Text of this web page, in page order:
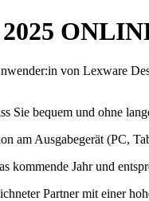
von Lexware
Sie bequem und ohne
am Ausgabegerät (PC,
kommende Jahr und
Partner mit einer